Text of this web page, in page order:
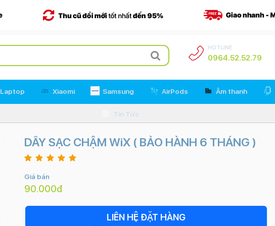
HOTLINE
0964.52.52.79
Laptop Xiaomi Samsung AirPods Âm thanh
Tin Tức
DÂY SẠC CHẬM WiX ( BẢO HÀNH 6 THÁNG )
Giá bán
90.000đ
LIÊN HỆ ĐẶT HÀNG